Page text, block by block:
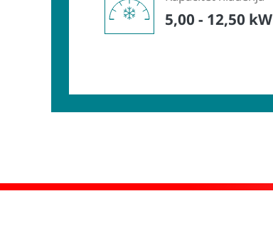
5,00 - 12,50 kW